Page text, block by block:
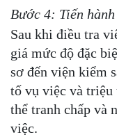
Bước 4: Tiến
Sau khi điều tra
giá mức độ đặc
sơ đến viện kiểm
tố vụ việc và triệu
thể tranh chấp và
việc.